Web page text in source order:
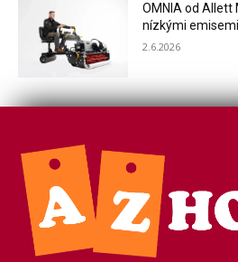
OMNIA od Allett
nízkými emisemi
2.6.2026